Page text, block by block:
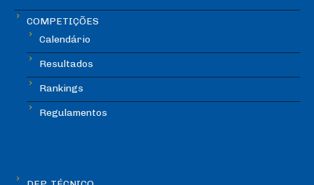
COMPETIÇÕES
Calendário
Resultados
Rankings
Regulamentos